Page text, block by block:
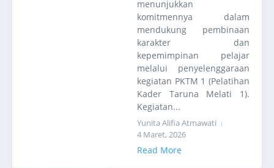
menunjukkan
komitmennya dalam
mendukung pembinaan
karakter dan
kepemimpinan pelajar
melalui penyelenggaraan
kegiatan PKTM 1 (Pelatihan
Kader Taruna Melati 1).
Kegiatan...
Yunita Alifia Atmawati
4 Maret, 2026
Read More